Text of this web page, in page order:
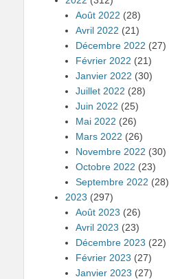
Août 2022 (28)
Avril 2022 (21)
Décembre 2022 (27)
Février 2022 (21)
Janvier 2022 (30)
Juillet 2022 (28)
Juin 2022 (25)
Mai 2022 (26)
Mars 2022 (26)
Novembre 2022 (30)
Octobre 2022 (23)
Septembre 2022 (28)
2023 (297)
Août 2023 (26)
Avril 2023 (23)
Décembre 2023 (22)
Février 2023 (27)
Janvier 2023 (27)